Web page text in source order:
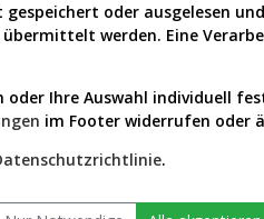
AKTIEN-
oder ausgelesen
werden. Eine
Ihre Auswahl individuell
im Footer widerrufen oder
.